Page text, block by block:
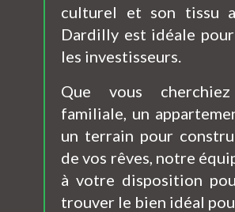
culturel et son tissu
Dardilly est idéale
les investisseurs.
Que vous
familiale, un
un terrain pour
de vos rêves, notre
à votre disposition
trouver le bien idéal